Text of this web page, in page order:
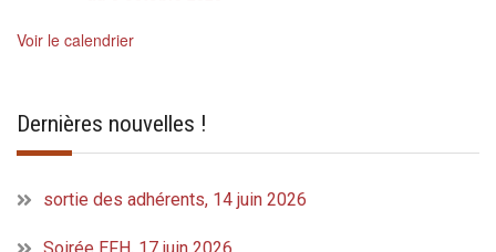
Voir le calendrier
Dernières nouvelles !
sortie des adhérents, 14 juin 2026
Soirée EFH, 17 juin 2026